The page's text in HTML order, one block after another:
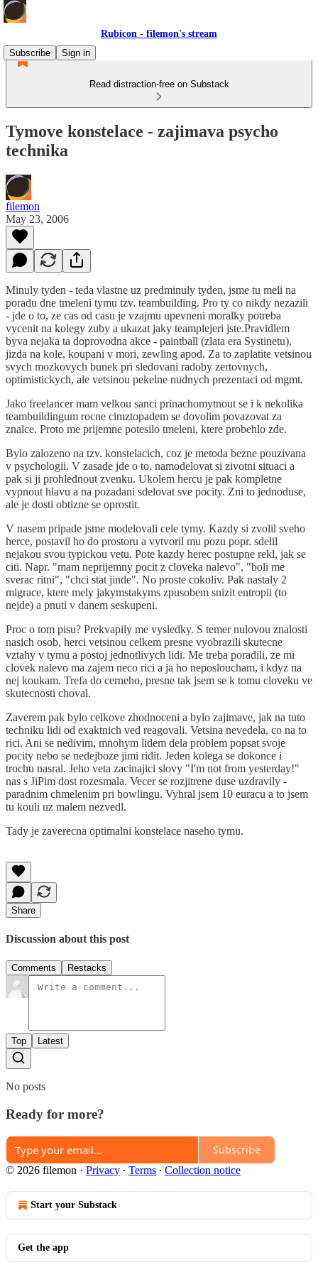
Rubicon - filemon's stream
Subscribe
Sign in
Read distraction-free on Substack
Tymove konstelace - zajimava psycho
technika
filemon
May 23, 2006
Minuly tyden - teda vlastne uz predminuly tyden, jsme tu meli na
poradu dne tmeleni tymu tzv. teambuilding. Pro ty co nikdy nezazili
- jde o to, ze cas od casu je vzajmu upevneni moralky potreba
vycenit na kolegy zuby a ukazat jaky teamplejeri jste.Pravidlem
byva nejaka ta doprovodna akce - paintball (zlata era Systinetu),
jizda na kole, koupani v mori, zewling apod. Za to zaplatite vetsinou
svych mozkovych bunek pri sledovani radoby zertovnych,
optimistickych, ale vetsinou pekelne nudnych prezentaci od mgmt.
Jako freelancer mam velkou sanci prinachomytnout se i k nekolika
teambuildingum rocne cimztopadem se dovolim povazovat za
znalce. Proto me prijemne potesilo tmeleni, ktere probehlo zde.
Bylo zalozeno na tzv. konstelacich, coz je metoda bezne pouzivana
v psychologii. V zasade jde o to, namodelovat si zivotni situaci a
pak si ji prohlednout zvenku. Ukolem hercu je pak kompletne
vypnout hlavu a na pozadani sdelovat sve pocity. Zni to jednoduse,
ale je dosti obtizne se oprostit.
V nasem pripade jsme modelovali cele tymy. Kazdy si zvolil sveho
herce, postavil ho do prostoru a vytvoril mu pozu popr. sdelil
nejakou svou typickou vetu. Pote kazdy herec postupne rekl, jak se
citi. Napr. "mam neprijemny pocit z cloveka nalevo", "boli me
sverac ritni", "chci stat jinde". No proste cokoliv. Pak nastaly 2
migrace, ktere mely jakymstakyms zpusobem snizit entropii (to
nejde) a pnuti v danem seskupeni.
Proc o tom pisu? Prekvapily me vysledky. S temer nulovou znalosti
nasich osob, herci vetsinou celkem presne vyobrazili skutecne
vztahy v tymu a postoj jednotlivych lidi. Me treba poradili, ze mi
clovek nalevo ma zajem neco rici a ja ho neposloucham, i kdyz na
nej koukam. Trefa do cerneho, presne tak jsem se k tomu cloveku ve
skutecnosti choval.
Zaverem pak bylo celkove zhodnoceni a bylo zajimave, jak na tuto
techniku lidi od exaktnich ved reagovali. Vetsina nevedela, co na to
rici. Ani se nedivim, mnohym lidem dela problem popsat svoje
pocity nebo se nedejboze jimi ridit. Jeden kolega se dokonce i
trochu nasral. Jeho veta zacinajici slovy "I'm not from yesterday!"
nas s JiPim dost rozesmala. Vecer se rozjitrene duse uzdravily -
paradnim chmelenim pri bowlingu. Vyhral jsem 10 euracu a to jsem
tu kouli uz malem nezvedl.
Tady je zaverecna optimalni konstelace naseho tymu.
Share
Discussion about this post
Comments Restacks
Top Latest
No posts
Ready for more?
Subscribe
© 2026 filemon · Privacy ∙ Terms ∙ Collection notice
Start your Substack
Get the app